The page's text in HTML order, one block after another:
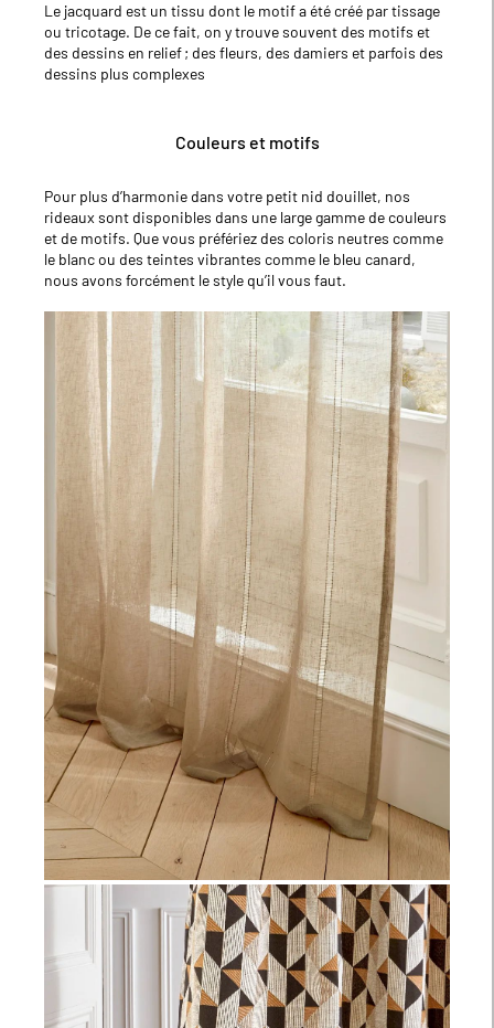
Le jacquard est un tissu dont le motif a été créé par tissage
ou tricotage. De ce fait, on y trouve souvent des motifs et
des dessins en relief ; des fleurs, des damiers et parfois des
dessins plus complexes
Couleurs et motifs
Pour plus d’harmonie dans votre petit nid douillet, nos
rideaux sont disponibles dans une large gamme de couleurs
et de motifs. Que vous préfériez des coloris neutres comme
le blanc ou des teintes vibrantes comme le bleu canard,
nous avons forcément le style qu’il vous faut.